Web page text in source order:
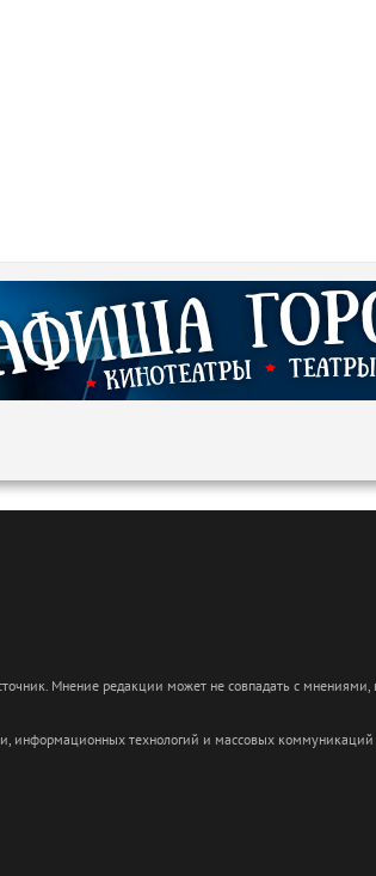
Мнение редакции может не совпадать с
информационных технологий и массовых